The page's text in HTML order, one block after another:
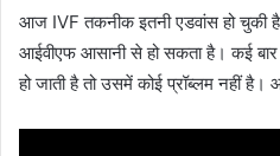
आज IVF तकनीक इतनी एडवांस हो चुकी है
आईवीएफ आसानी से हो सकता है। कई
हो जाती है तो उसमें कोई प्रॉब्लम नहीं